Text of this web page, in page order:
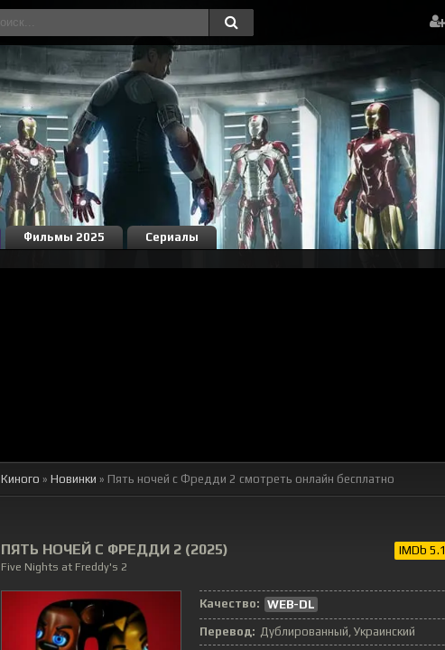
Фильмы 2025 Сериалы
Киного » Новинки » Пять ночей с Фредди 2 смотреть онлайн бесплатно
ПЯТЬ НОЧЕЙ С ФРЕДДИ 2 (2025)
Five Nights at Freddy's 2
IMDb 5.1
Качество: WEB-DL
Перевод: Дублированный, Украинский